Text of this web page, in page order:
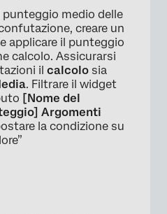
punteggio medio delle
creare un
e applicare il punteggio
calcolo. Assicurarsi
il calcolo sia
. Filtrare il widget
[Nome del
Argomenti
la condizione su